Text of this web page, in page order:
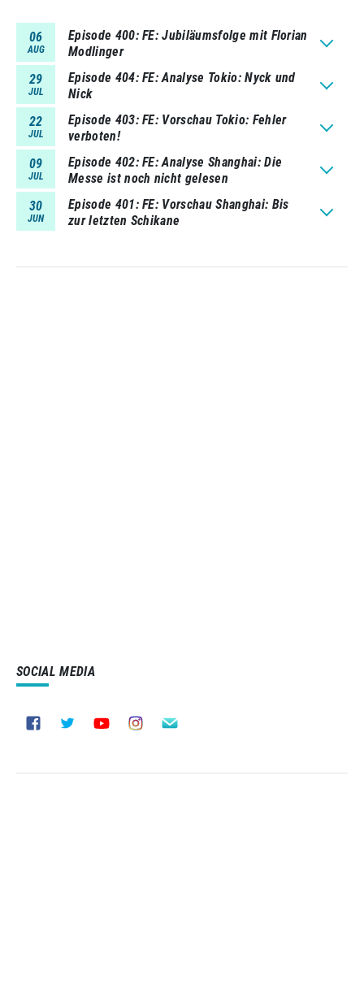
06
AUG
Episode 400 FE: Jubiläumsfolge mit Florian
Modlinger
29
JUL
Episode 404 FE: Analyse Tokio: Nyck und
Nick
22
JUL
Episode 403 FE: Vorschau Tokio: Fehler
verboten!
09
JUL
Episode 402 FE: Analyse Shanghai: Die
Messe ist noch nicht gelesen
30
JUN
Episode 401 FE: Vorschau Shanghai: Bis
zur letzten Schikane
SOCIAL MEDIA